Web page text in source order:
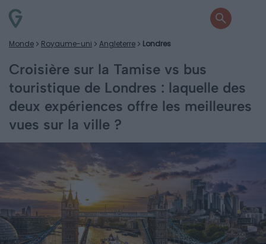
Monde Royaume-uni Angleterre Londres
Croisière sur la Tamise vs bus
touristique de Londres : laquelle des
deux expériences offre les meilleures
vues sur la ville ?